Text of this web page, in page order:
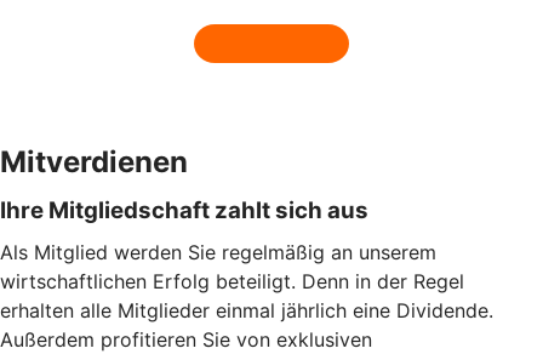
Mitverdienen
Ihre Mitgliedschaft zahlt sich aus
Als Mitglied werden Sie regelmäßig an unserem
wirtschaftlichen Erfolg beteiligt. Denn in der Regel
erhalten alle Mitglieder einmal jährlich eine Dividende.
Außerdem profitieren Sie von exklusiven